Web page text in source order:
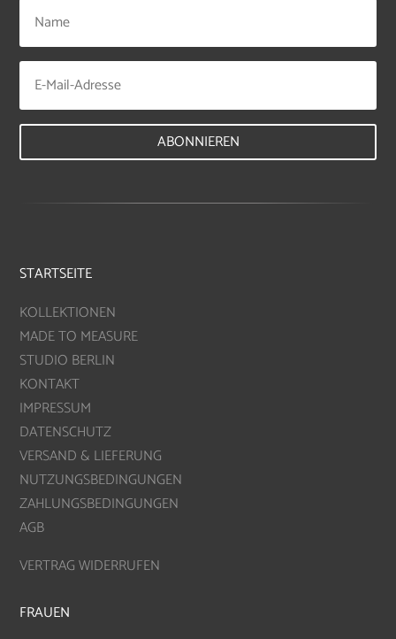
ABONNIEREN
STARTSEITE
KOLLEKTIONEN
MADE TO MEASURE
STUDIO BERLIN
KONTAKT
IMPRESSUM
DATENSCHUTZ
VERSAND & LIEFERUNG
NUTZUNGSBEDINGUNGEN
ZAHLUNGSBEDINGUNGEN
AGB
VERTRAG WIDERRUFEN
FRAUEN